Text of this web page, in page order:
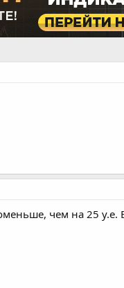
чем на 25 у.е.